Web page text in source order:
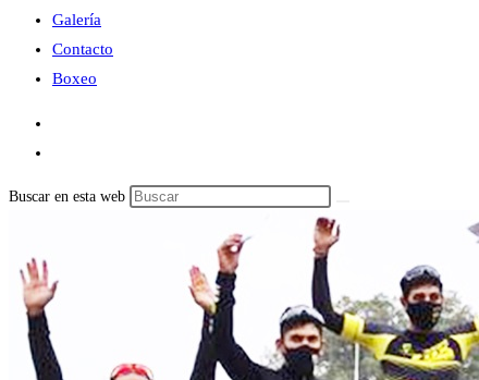
Galería
Contacto
Boxeo
Buscar en esta web